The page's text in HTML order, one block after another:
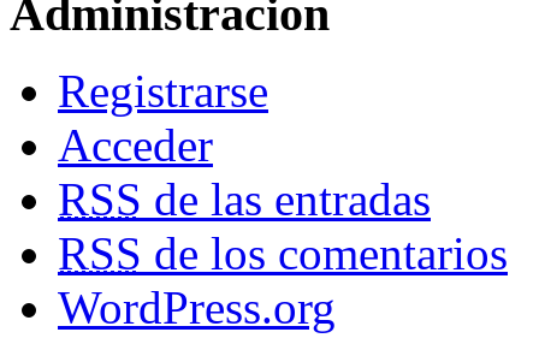
Administracion
Registrarse
Acceder
RSS de las entradas
RSS de los comentarios
WordPress.org